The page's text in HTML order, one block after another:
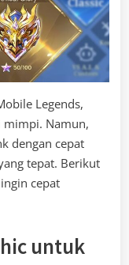
Legends,
mimpi. Namun,
dengan cepat
tepat. Berikut
cepat
untuk